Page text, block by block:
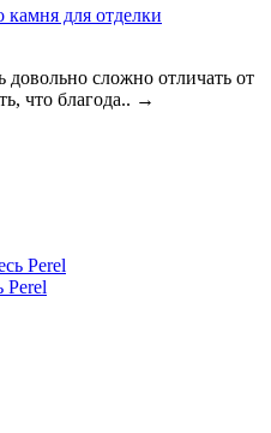
камня для отделки
сложно отличать от
что благода.. →
Perel